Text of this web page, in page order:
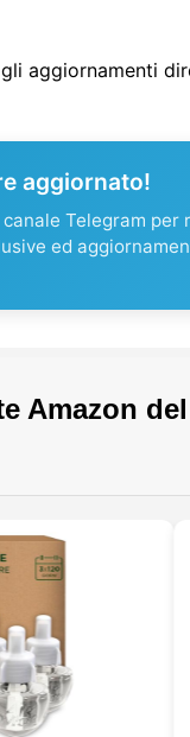
aggiornamenti
aggiornato!
Telegram per
ed